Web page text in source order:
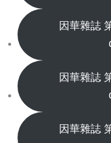
因華雜誌
因華雜誌
因華雜誌